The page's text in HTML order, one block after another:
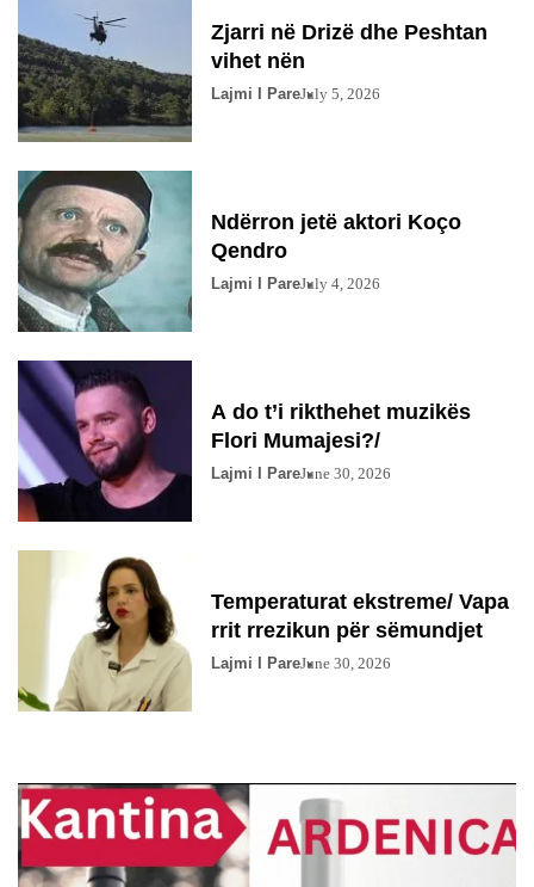
Zjarri në Drizë dhe Peshtan
vihet nën
Lajmi I PareJuly 5, 2026
Ndërron jetë aktori Koço
Qendro
Lajmi I PareJuly 4, 2026
A do t’i rikthehet muzikës
Flori Mumajesi?/
Lajmi I PareJune 30, 2026
Temperaturat ekstreme/ Vapa
rrit rrezikun për sëmundjet
Lajmi I PareJune 30, 2026